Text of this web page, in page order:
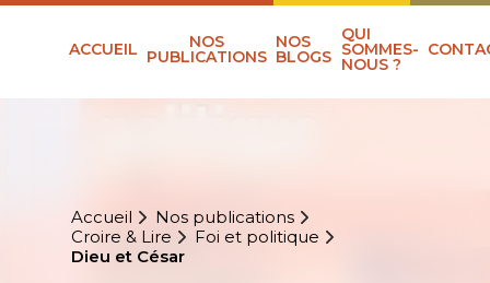
ACCUEIL NOS
PUBLICATIONS
NOS
BLOGS
QUI
SOMMES-
NOUS ?
Accueil
Nos publications
Croire & Lire
Foi et politique
Dieu et César